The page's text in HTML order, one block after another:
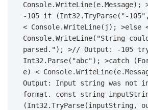
Console.WriteLine(e.Message);
-105 if (Int32.TryParse("-
< Console.WriteLine(j); >else
Console.WriteLine("String
parsed."); >// Output: -105
Int32.Parse("abc"); >catch
e) <
Output: Input string was not
format. const string
(Int32.TryParse(inputString,